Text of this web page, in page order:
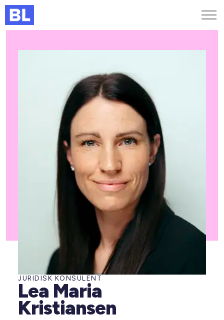
Genveje
Kurser og arrangementer
JURIDISK KONSULENT
Lea Maria
Kristiansen